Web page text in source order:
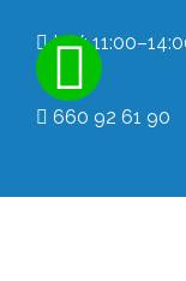
L-V:
660 92 61 90